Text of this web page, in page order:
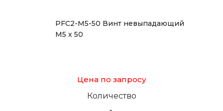
PFC2-M5-50 Винт невыпадающий
М5 х 50
Цена по запросу
Количество